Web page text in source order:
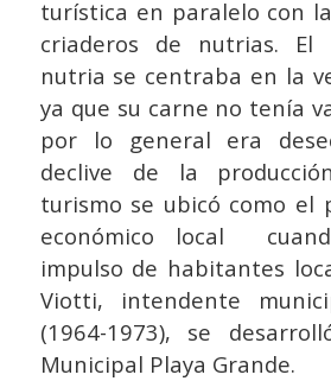
turística en paralelo con
criaderos de nutrias. El
nutria se centraba en la
ya que su carne no tenía
por lo general era
declive de la
turismo se ubicó como el
económico local
impulso de habitantes
Viotti, intendente
(1964-1973), se
Municipal Playa Grande.